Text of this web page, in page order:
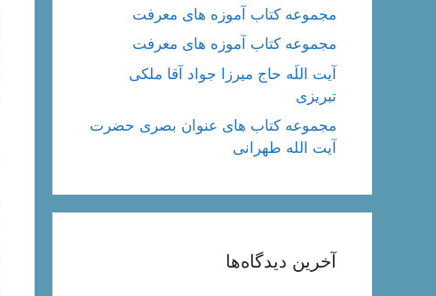
مجموعه کتاب آموزه های معرفت
مجموعه کتاب آموزه های معرفت
آیت اللَه حاج میرزا جواد آقا ملکی
تبریزی
مجموعه کتاب های عنوان بصری حضرت
آیت الله طهرانی
آخرین دیدگاه‌ها